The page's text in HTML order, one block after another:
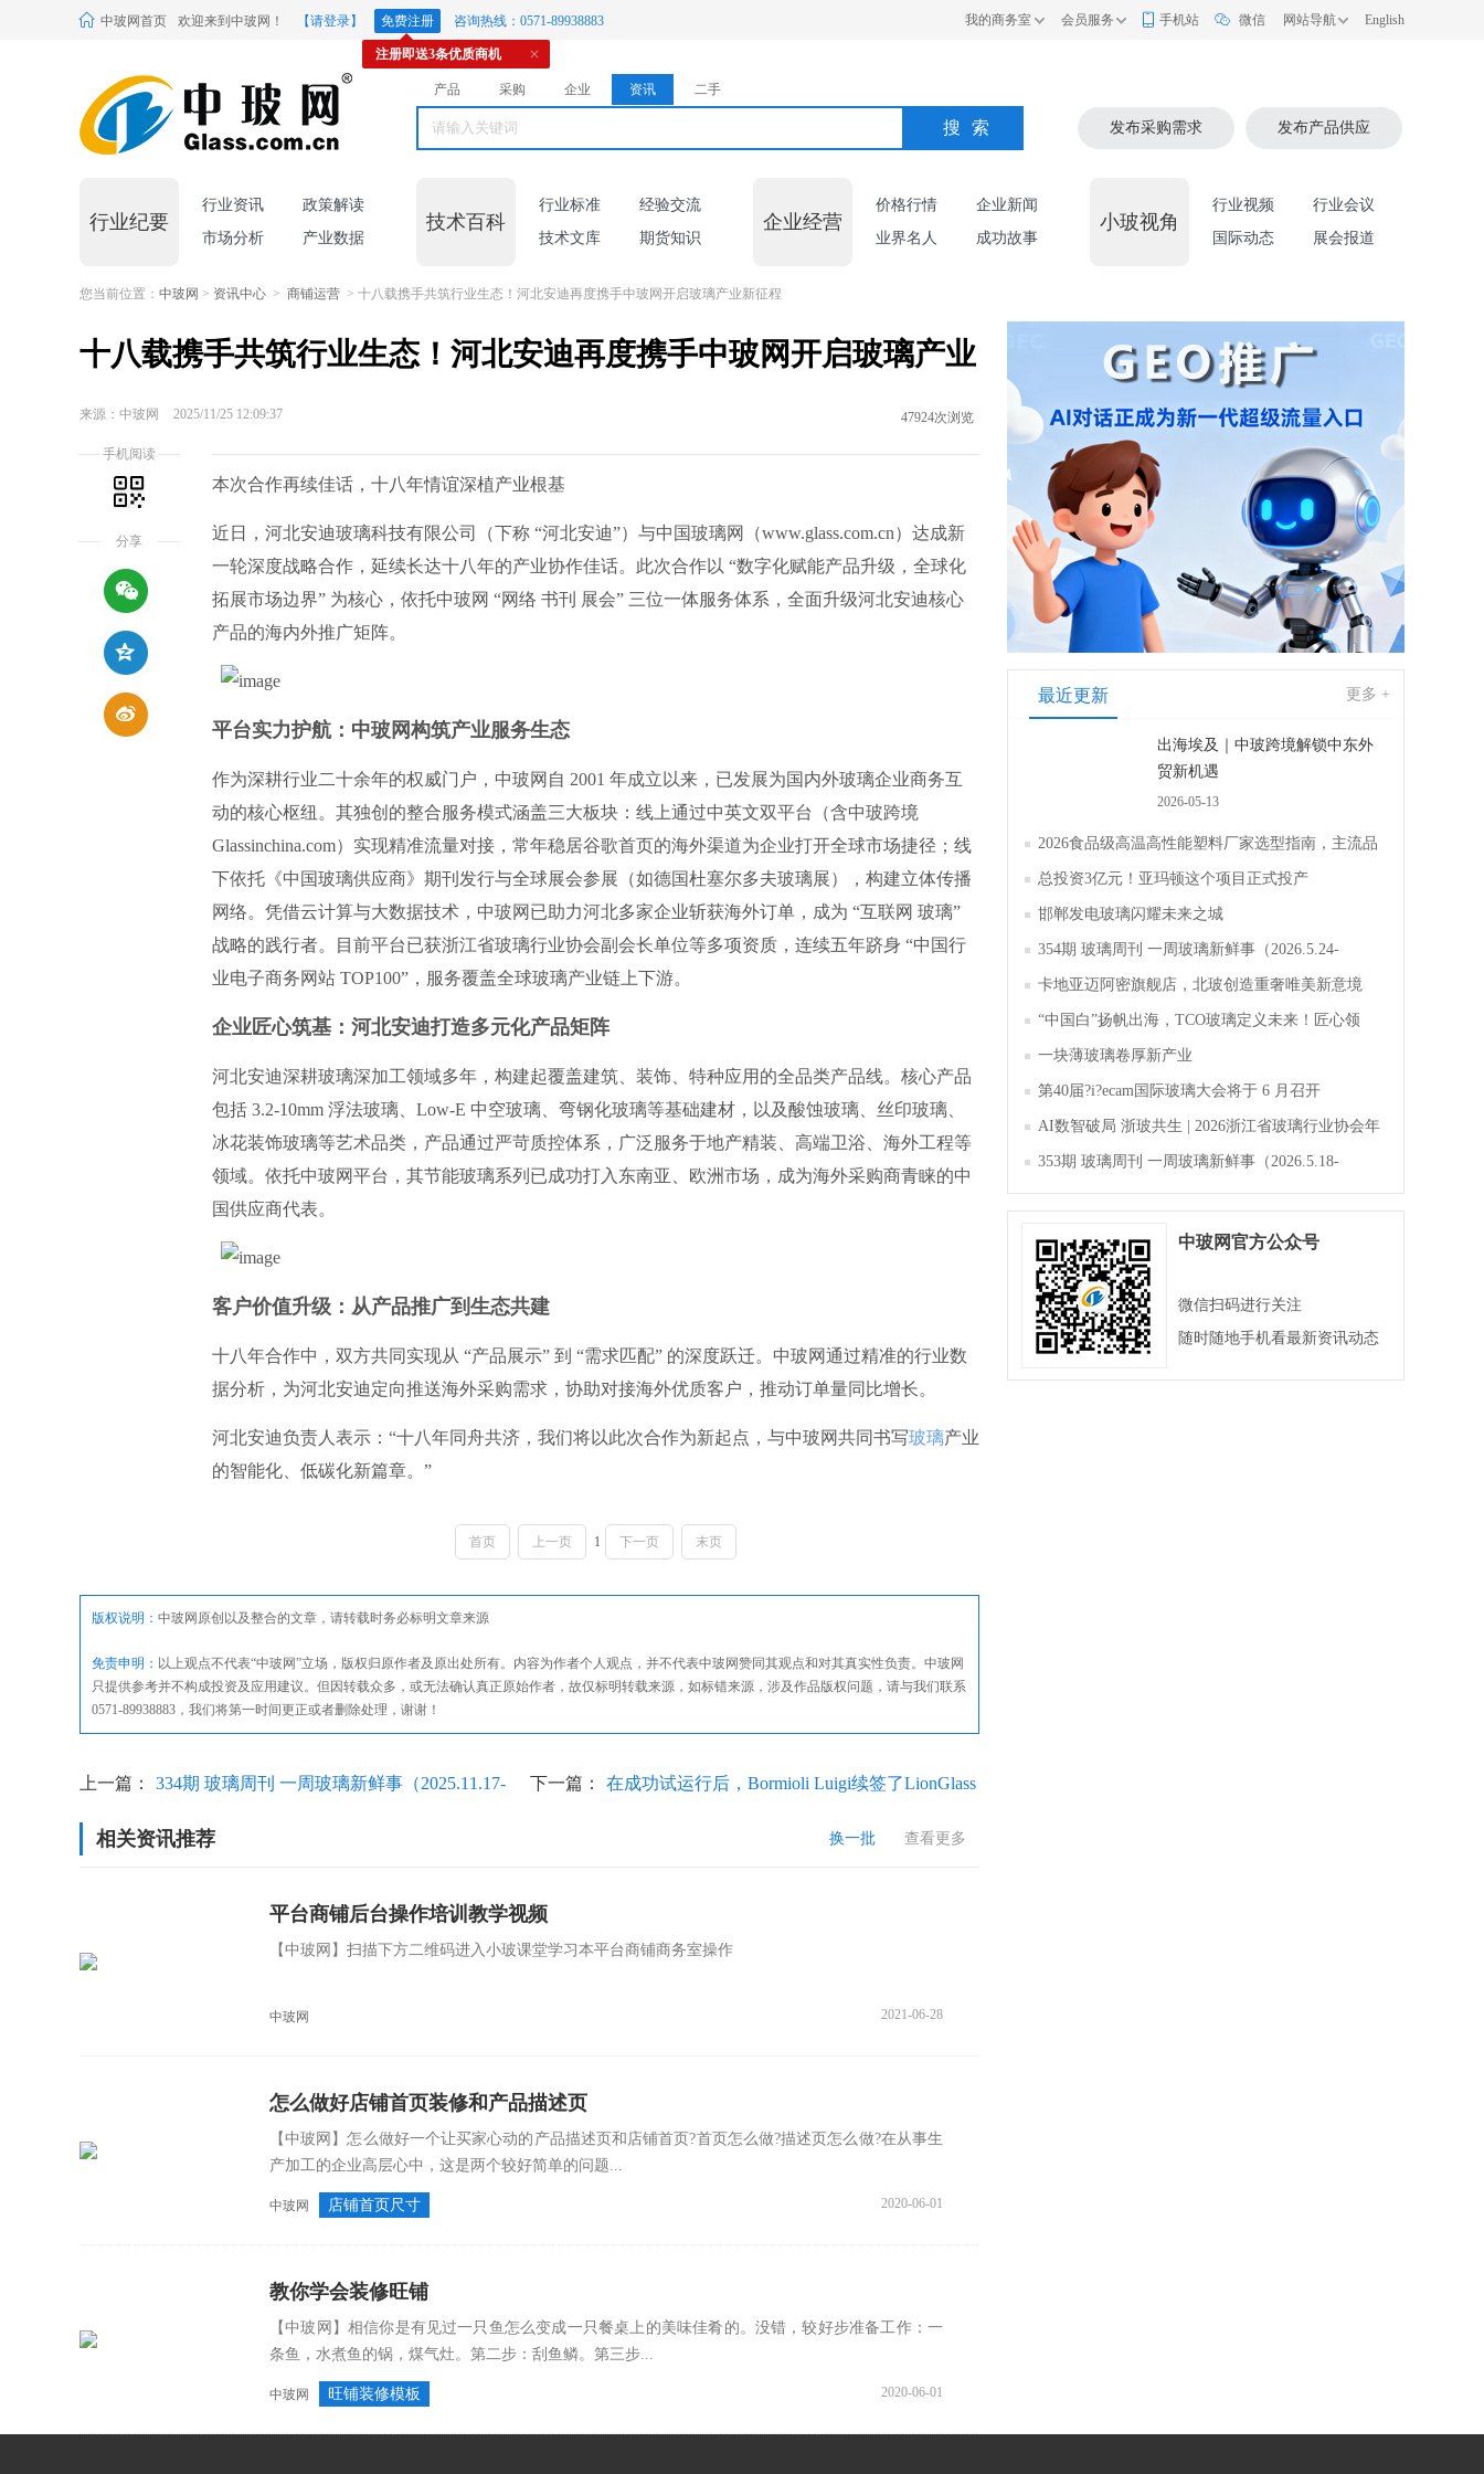
中玻网首页 欢迎来到中玻网！ 【请登录】 免费注册 咨询热线：0571-89938883
注册即送3条优质商机
我的商务室 会员服务 手机站 微信 网站导航 English
产品 采购 企业 资讯 二手
搜索 发布采购需求 发布产品供应
行业纪要
行业资讯
政策解读
市场分析
产业数据
技术百科
行业标准
经验交流
技术文库
期货知识
企业经营
价格行情
企业新闻
业界名人
成功故事
小玻视角
行业视频
行业会议
国际动态
展会报道
您当前位置： 中玻网 > 资讯中心 > 商铺运营 > 十八载携手共筑行业生态！河北安迪再度携手中玻网开启玻璃产业新征程
最近更新 更多 +
出海埃及｜中玻跨境解锁中东外
贸新机遇
2026-05-13
2026食品级高温高性能塑料厂家选型指南，主流品
牌全面解析评测
总投资3亿元！亚玛顿这个项目正式投产
邯郸发电玻璃闪耀未来之城
354期 玻璃周刊 一周玻璃新鲜事（2026.5.24-
2026.5.30）
卡地亚迈阿密旗舰店，北玻创造重奢唯美新意境
“中国白”扬帆出海，TCO玻璃定义未来！匠心领
航，淄博新材料产业聚势成峰
一块薄玻璃卷厚新产业
第40届?i?ecam国际玻璃大会将于 6 月召开
AI数智破局 浙玻共生 | 2026浙江省玻璃行业协会年
会暨第四届四次会员大会成功举办
353期 玻璃周刊 一周玻璃新鲜事（2026.5.18-
2026.5.23）
中玻网官方公众号
微信扫码进行关注
随时随地手机看最新资讯动态
手机阅读
分享
十八载携手共筑行业生态！河北安迪再度携手中玻网开启玻璃产业
来源：中玻网 2025/11/25 12:09:37 47924次浏览
本次合作再续佳话，十八年情谊深植产业根基
近日，河北安迪玻璃科技有限公司（下称 “河北安迪”）与中国玻璃网（www.glass.com.cn）达成新
一轮深度战略合作，延续长达十八年的产业协作佳话。此次合作以 “数字化赋能产品升级，全球化
拓展市场边界” 为核心，依托中玻网 “网络 书刊 展会” 三位一体服务体系，全面升级河北安迪核心
产品的海内外推广矩阵。
平台实力护航：中玻网构筑产业服务生态
作为深耕行业二十余年的权威门户，中玻网自 2001 年成立以来，已发展为国内外玻璃企业商务互
动的核心枢纽。其独创的整合服务模式涵盖三大板块：线上通过中英文双平台（含中玻跨境
Glassinchina.com）实现精准流量对接，常年稳居谷歌首页的海外渠道为企业打开全球市场捷径；线
下依托《中国玻璃供应商》期刊发行与全球展会参展（如德国杜塞尔多夫玻璃展），构建立体传播
网络。凭借云计算与大数据技术，中玻网已助力河北多家企业斩获海外订单，成为 “互联网 玻璃”
战略的践行者。目前平台已获浙江省玻璃行业协会副会长单位等多项资质，连续五年跻身 “中国行
业电子商务网站 TOP100”，服务覆盖全球玻璃产业链上下游。
企业匠心筑基：河北安迪打造多元化产品矩阵
河北安迪深耕玻璃深加工领域多年，构建起覆盖建筑、装饰、特种应用的全品类产品线。核心产品
包括 3.2-10mm 浮法玻璃、Low-E 中空玻璃、弯钢化玻璃等基础建材，以及酸蚀玻璃、丝印玻璃、
冰花装饰玻璃等艺术品类，产品通过严苛质控体系，广泛服务于地产精装、高端卫浴、海外工程等
领域。依托中玻网平台，其节能玻璃系列已成功打入东南亚、欧洲市场，成为海外采购商青睐的中
国供应商代表。
客户价值升级：从产品推广到生态共建
十八年合作中，双方共同实现从 “产品展示” 到 “需求匹配” 的深度跃迁。中玻网通过精准的行业数
据分析，为河北安迪定向推送海外采购需求，协助对接海外优质客户，推动订单量同比增长。
河北安迪负责人表示：“十八年同舟共济，我们将以此次合作为新起点，与中玻网共同书写玻璃产业
的智能化、低碳化新篇章。”
首页 上一页 1 下一页 末页
版权说明： 中玻网原创以及整合的文章，请转载时务必标明文章来源
免责申明： 以上观点不代表“中玻网”立场，版权归原作者及原出处所有。内容为作者个人观点，并不代表中玻网赞同其观点和对其真实性负责。中玻网
只提供参考并不构成投资及应用建议。但因转载众多，或无法确认真正原始作者，故仅标明转载来源，如标错来源，涉及作品版权问题，请与我们联系
0571-89938883，我们将第一时间更正或者删除处理，谢谢！
上一篇： 334期 玻璃周刊 一周玻璃新鲜事（2025.11.17-
2025.11.22）
下一篇： 在成功试运行后，Bormioli Luigi续签了LionGlass
相关资讯推荐 查看更多
换一批
平台商铺后台操作培训教学视频
【中玻网】扫描下方二维码进入小玻课堂学习本平台商铺商务室操作
中玻网 2021-06-28
怎么做好店铺首页装修和产品描述页
【中玻网】怎么做好一个让买家心动的产品描述页和店铺首页?首页怎么做?描述页怎么做?在从事生
产加工的企业高层心中，这是两个较好简单的问题...
中玻网 店铺首页尺寸 2020-06-01
教你学会装修旺铺
【中玻网】相信你是有见过一只鱼怎么变成一只餐桌上的美味佳肴的。没错，较好步准备工作：一
条鱼，水煮鱼的锅，煤气灶。第二步：刮鱼鳞。第三步...
中玻网 旺铺装修模板 2020-06-01